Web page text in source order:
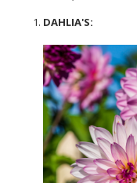
DAHLIA'S: